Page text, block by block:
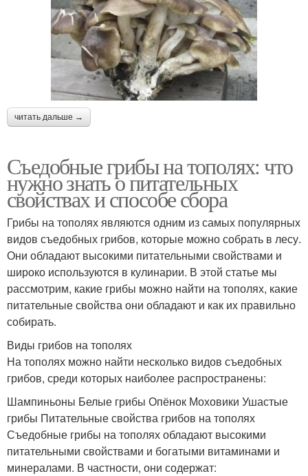
читать дальше →
Съедобные грибы на тополях: что
нужно знать о питательных
свойствах и способе сбора
Грибы на тополях являются одним из самых популярных
видов съедобных грибов, которые можно собрать в лесу.
Они обладают высокими питательными свойствами и
широко используются в кулинарии. В этой статье мы
рассмотрим, какие грибы можно найти на тополях, какие
питательные свойства они обладают и как их правильно
собирать.
Виды грибов на тополях
На тополях можно найти несколько видов съедобных
грибов, среди которых наиболее распространены:
Шампиньоны Белые грибы Опёнок Моховики Ушастые
грибы Питательные свойства грибов на тополях
Съедобные грибы на тополях обладают высокими
питательными свойствами и богатыми витаминами и
минералами. В частности, они содержат: